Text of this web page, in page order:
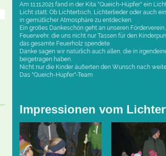
Am 11.11.2021 fand in der Kita "Queich-Hüpfer" ein
Licht statt. Ob Lichtertisch, Lichterlieder oder auch
in gemütlicher Atmosphäre zu entdecken.
Ein großes Dankeschön geht an unseren
Feuerwehr, die uns nicht nur Tassen für den
das gesamte Feuerholz spendete.
Danke sagen wir natürlich auch allen, die in
beigetragen haben.
Nicht nur die Kinder äußerten den Wunsch nach
Das "Queich-Hüpfer"-Team
Impressionen vom